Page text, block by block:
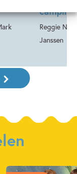
camping
Reggie
Janssen